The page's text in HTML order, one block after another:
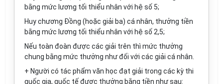
bằng mức lương tối thiểu nhân với hệ số 5;
Huy chương Đồng (hoặc giải ba) cá nhân, thưởng tiền
bằng mức lương tối thiểu nhân với hệ số 2,5;
Nếu toàn đoàn được các giải trên thì mức thưởng
chung bằng mức thưởng như đối với các giải cá nhân.
+ Người có tác phẩm văn học đạt giải trong các kỳ thi
quốc gia, quốc tế được thưởng bằng tiền như sau: